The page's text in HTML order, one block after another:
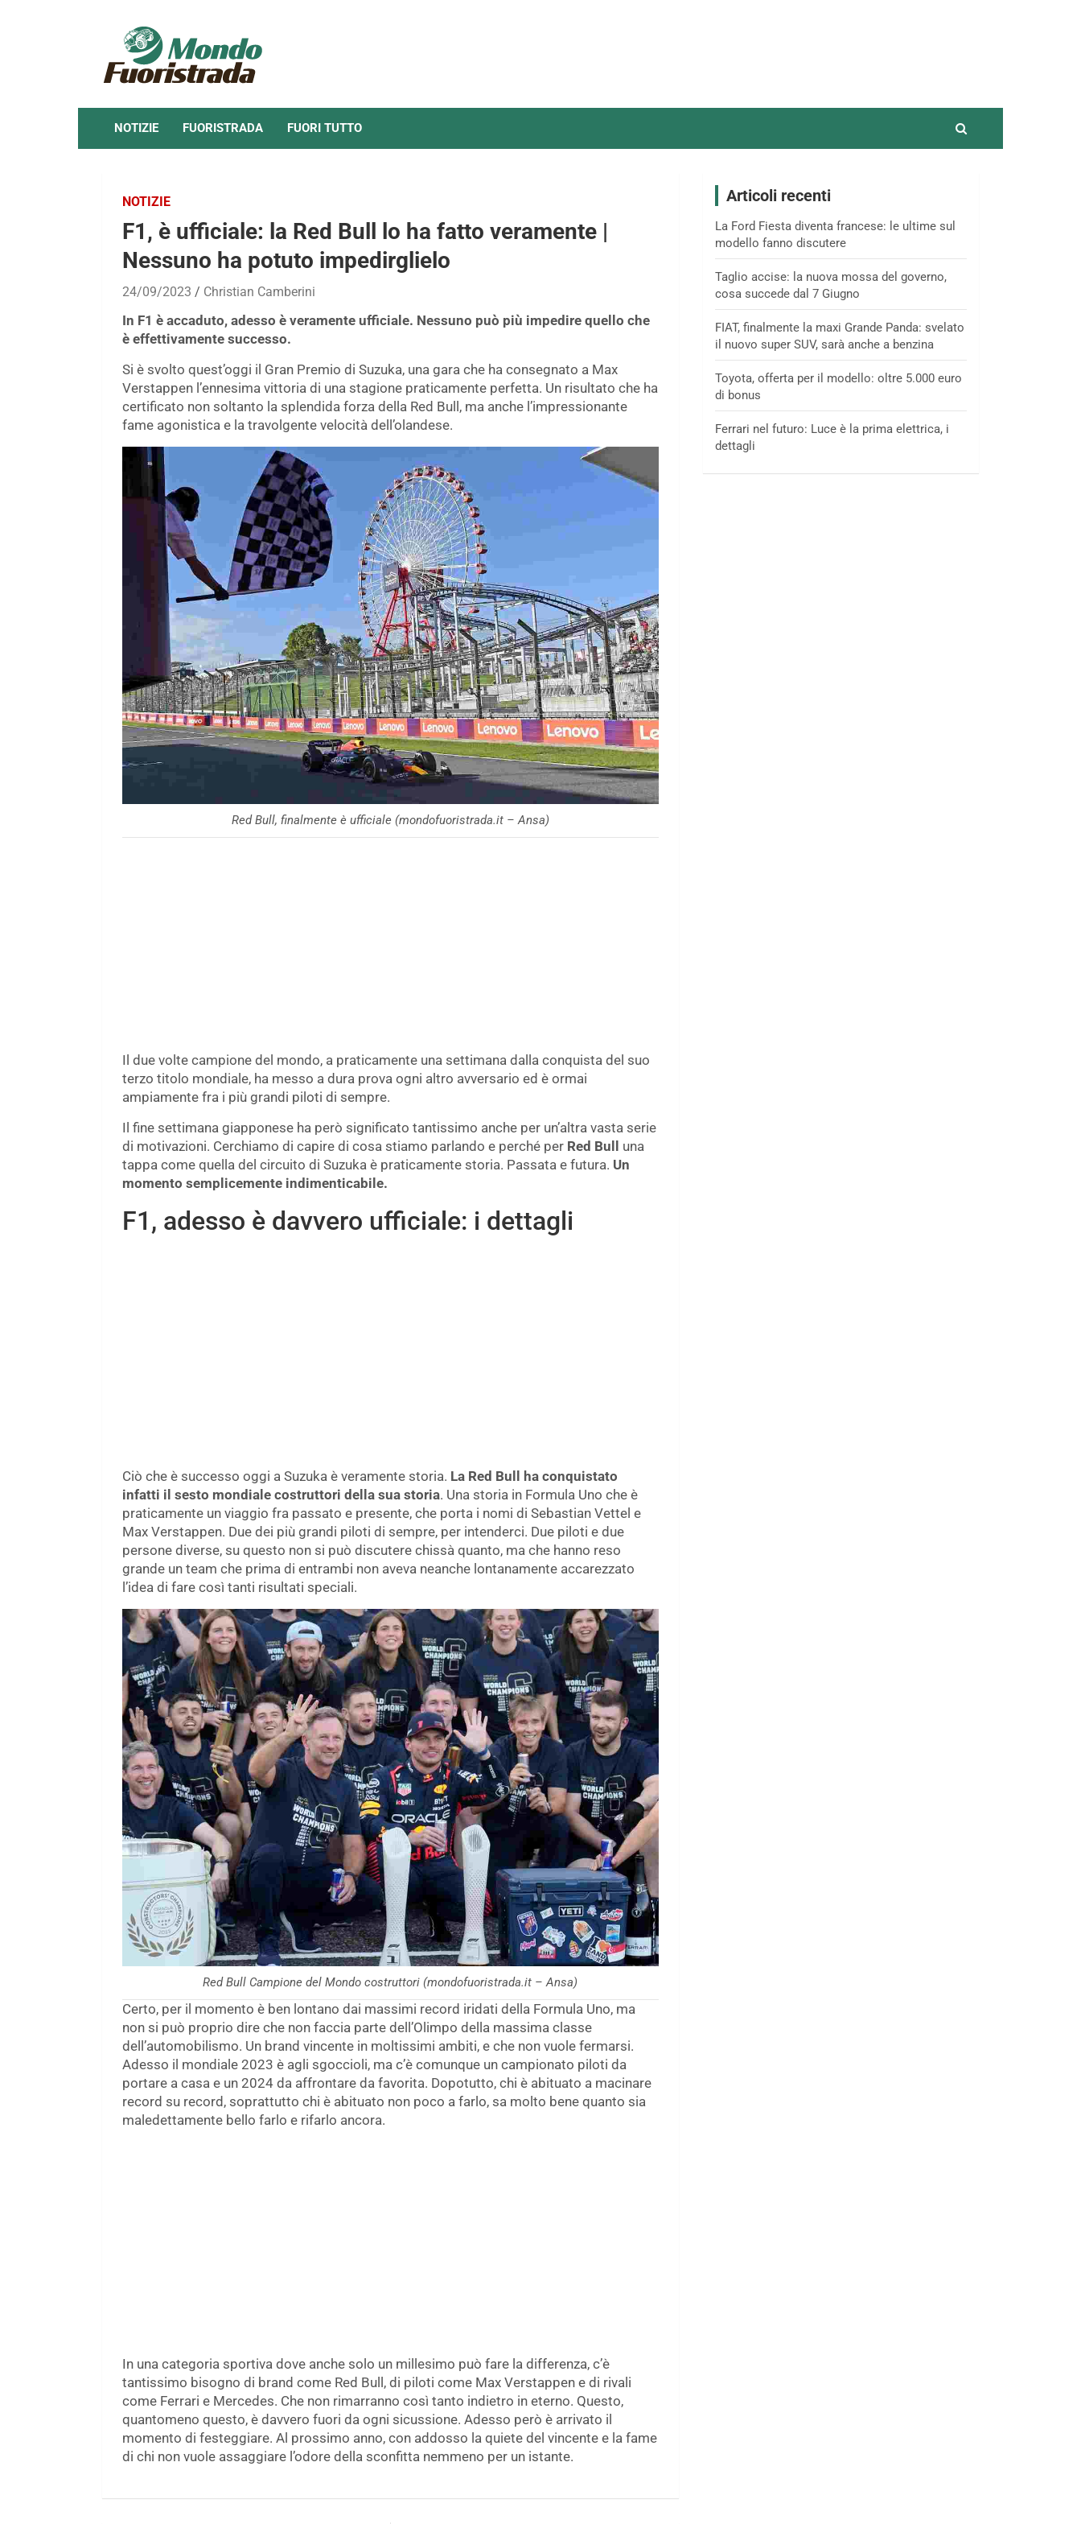
NOTIZIE FUORISTRADA FUORI TUTTO
NOTIZIE
F1, è ufficiale: la Red Bull lo ha fatto veramente |
Nessuno ha potuto impedirglielo
24/09/2023 Christian Camberini
In F1 è accaduto, adesso è veramente ufficiale. Nessuno può più impedire quello che
è effettivamente successo.
Si è svolto quest’oggi il Gran Premio di Suzuka, una gara che ha consegnato a Max
Verstappen l’ennesima vittoria di una stagione praticamente perfetta. Un risultato che ha
certificato non soltanto la splendida forza della Red Bull, ma anche l’impressionante
fame agonistica e la travolgente velocità dell’olandese.
Red Bull, finalmente è ufficiale (mondofuoristrada.it – Ansa)
Il due volte campione del mondo, a praticamente una settimana dalla conquista del suo
terzo titolo mondiale, ha messo a dura prova ogni altro avversario ed è ormai
ampiamente fra i più grandi piloti di sempre.
Il fine settimana giapponese ha però significato tantissimo anche per un’altra vasta serie
di motivazioni. Cerchiamo di capire di cosa stiamo parlando e perché per Red Bull una
tappa come quella del circuito di Suzuka è praticamente storia. Passata e futura. Un
momento semplicemente indimenticabile.
F1, adesso è davvero ufficiale: i dettagli
Ciò che è successo oggi a Suzuka è veramente storia. La Red Bull ha conquistato
infatti il sesto mondiale costruttori della sua storia. Una storia in Formula Uno che è
praticamente un viaggio fra passato e presente, che porta i nomi di Sebastian Vettel e
Max Verstappen. Due dei più grandi piloti di sempre, per intenderci. Due piloti e due
persone diverse, su questo non si può discutere chissà quanto, ma che hanno reso
grande un team che prima di entrambi non aveva neanche lontanamente accarezzato
l’idea di fare così tanti risultati speciali.
Red Bull Campione del Mondo costruttori (mondofuoristrada.it – Ansa)
Certo, per il momento è ben lontano dai massimi record iridati della Formula Uno, ma
non si può proprio dire che non faccia parte dell’Olimpo della massima classe
dell’automobilismo. Un brand vincente in moltissimi ambiti, e che non vuole fermarsi.
Adesso il mondiale 2023 è agli sgoccioli, ma c’è comunque un campionato piloti da
portare a casa e un 2024 da affrontare da favorita. Dopotutto, chi è abituato a macinare
record su record, soprattutto chi è abituato non poco a farlo, sa molto bene quanto sia
maledettamente bello farlo e rifarlo ancora.
In una categoria sportiva dove anche solo un millesimo può fare la differenza, c’è
tantissimo bisogno di brand come Red Bull, di piloti come Max Verstappen e di rivali
come Ferrari e Mercedes. Che non rimarranno così tanto indietro in eterno. Questo,
quantomeno questo, è davvero fuori da ogni sicussione. Adesso però è arrivato il
momento di festeggiare. Al prossimo anno, con addosso la quiete del vincente e la fame
di chi non vuole assaggiare l’odore della sconfitta nemmeno per un istante.
Articoli recenti
La Ford Fiesta diventa francese: le ultime sul
modello fanno discutere
Taglio accise: la nuova mossa del governo,
cosa succede dal 7 Giugno
FIAT, finalmente la maxi Grande Panda: svelato
il nuovo super SUV, sarà anche a benzina
Toyota, offerta per il modello: oltre 5.000 euro
di bonus
Ferrari nel futuro: Luce è la prima elettrica, i
dettagli